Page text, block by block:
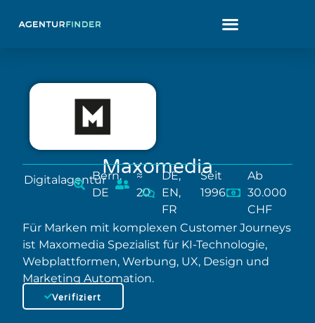
Maxomedia
DigitalagenturBern,
DE
≈
20
DE,
EN,
FR
Seit
1996
Ab
30.000
CHF
Für Marken mit komplexen Customer Journeys
ist Maxomedia Spezialist für KI-Technologie,
Webplattformen, Werbung, UX, Design und
Marketing Automation.
Verifiziert